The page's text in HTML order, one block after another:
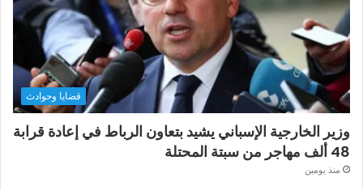
قضايا وحوادث
وزير الخارجية الإسباني يشيد بتعاون الرباط في إعادة قرابة
48 ألف مهاجر من سبتة المحتلة
منذ يومين